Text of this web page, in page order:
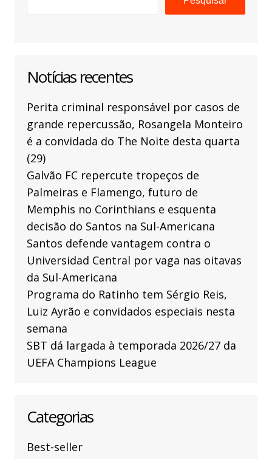
Notícias recentes
Perita criminal responsável por casos de
grande repercussão, Rosangela Monteiro
é a convidada do The Noite desta quarta
(29)
Galvão FC repercute tropeços de
Palmeiras e Flamengo, futuro de
Memphis no Corinthians e esquenta
decisão do Santos na Sul-Americana
Santos defende vantagem contra o
Universidad Central por vaga nas oitavas
da Sul-Americana
Programa do Ratinho tem Sérgio Reis,
Luiz Ayrão e convidados especiais nesta
semana
SBT dá largada à temporada 2026/27 da
UEFA Champions League
Categorias
Best-seller